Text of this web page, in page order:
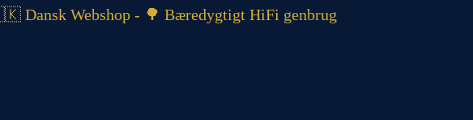
Dansk Webshop - 🌳 Bæredygtigt HiFi genbrug